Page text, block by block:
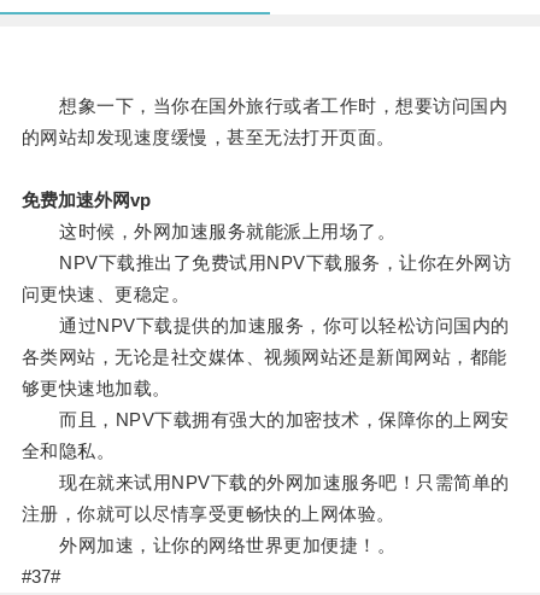
想象一下，当你在国外旅行或者工作时，想要访问国内
的网站却发现速度缓慢，甚至无法打开页面。
免费加速外网vp
这时候，外网加速服务就能派上用场了。
NPV下载推出了免费试用NPV下载服务，让你在外网访
问更快速、更稳定。
通过NPV下载提供的加速服务，你可以轻松访问国内的
各类网站，无论是社交媒体、视频网站还是新闻网站，都能
够更快速地加载。
而且，NPV下载拥有强大的加密技术，保障你的上网安
全和隐私。
现在就来试用NPV下载的外网加速服务吧！只需简单的
注册，你就可以尽情享受更畅快的上网体验。
外网加速，让你的网络世界更加便捷！。
#37#